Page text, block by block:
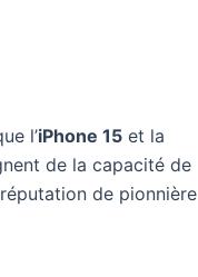
l’iPhone 15 et la
de la capacité de
de pionnière